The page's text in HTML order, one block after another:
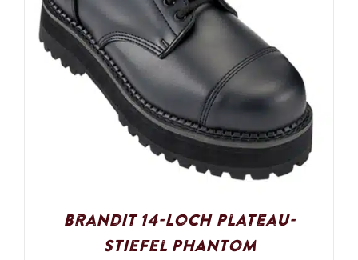
Brandit 14-Loch Plateau-
Stiefel Phantom